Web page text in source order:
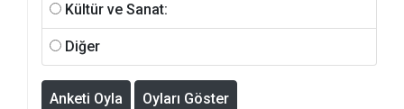
Kültür ve Sanat:
Diğer
Anketi Oyla Oyları Göster